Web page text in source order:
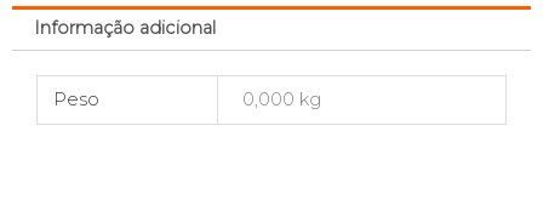
Informação adicional
Peso 0,000 kg